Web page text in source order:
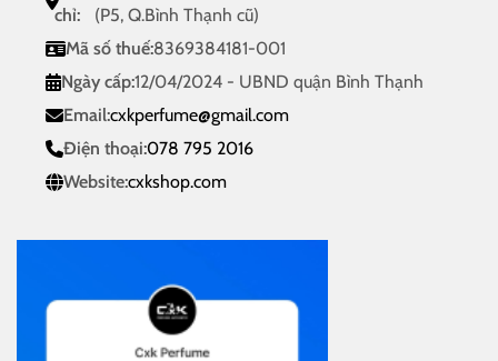
chỉ:
(P5, Q.Bình Thạnh cũ)
Mã số thuế:8369384181-001
Ngày cấp:12/04/2024 - UBND quận Bình Thạnh
Email:cxkperfume@gmail.com
Điện thoại:078 795 2016
Website:cxkshop.com